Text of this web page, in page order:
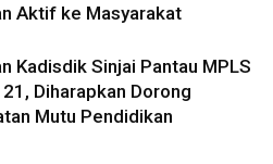
Aktif ke Masyarakat
Kadisdik Sinjai Pantau MPLS
Diharapkan Dorong
Mutu Pendidikan